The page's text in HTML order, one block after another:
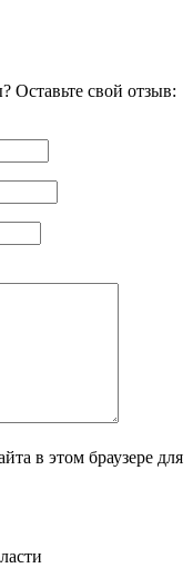
Оставьте свой отзыв:
в этом браузере для